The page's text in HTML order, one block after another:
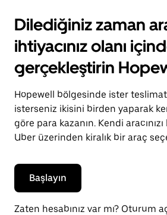
Dilediğiniz zaman
ihtiyacınız olanı
gerçekleştirin
Hopewell bölgesinde ister
isterseniz ikisini birden yaparak
göre para kazanın. Kendi
Uber üzerinden kiralık bir araç
Başlayın
Zaten hesabınız var mı? Oturum